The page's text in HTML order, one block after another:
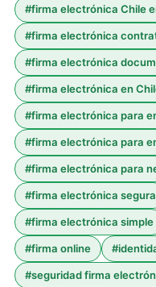
#firma electrónica Chile
#firma electrónica
#firma electrónica
#firma electrónica en
#firma electrónica para
#firma electrónica para
#firma electrónica para
#firma electrónica segura
#firma electrónica simple
#firma online #
#seguridad firma